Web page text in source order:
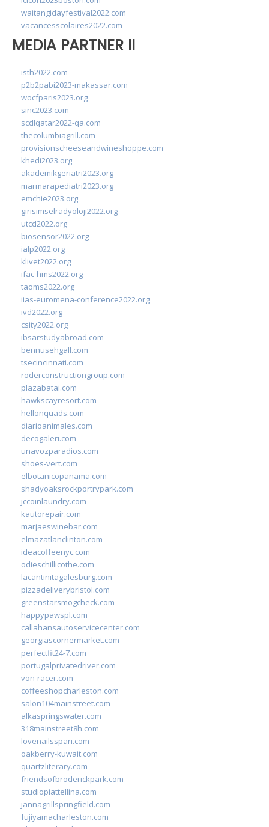
waitangidayfestival2022.com
vacancesscolaires2022.com
MEDIA PARTNER II
isth2022.com
p2b2pabi2023-makassar.com
wocfparis2023.org
sinc2023.com
scdlqatar2022-qa.com
thecolumbiagrill.com
provisionscheeseandwineshoppe.com
khedi2023.org
akademikgeriatri2023.org
marmarapediatri2023.org
emchie2023.org
girisimselradyoloji2022.org
utcd2022.org
biosensor2022.org
ialp2022.org
klivet2022.org
ifac-hms2022.org
taoms2022.org
iias-euromena-conference2022.org
ivd2022.org
csity2022.org
ibsarstudyabroad.com
bennusehgall.com
tsecincinnati.com
roderconstructiongroup.com
plazabatai.com
hawkscayresort.com
hellonquads.com
diarioanimales.com
decogaleri.com
unavozparadios.com
shoes-vert.com
elbotanicopanama.com
shadyoaksrockportrvpark.com
jccoinlaundry.com
kautorepair.com
marjaeswinebar.com
elmazatlanclinton.com
ideacoffeenyc.com
odieschillicothe.com
lacantinitagalesburg.com
pizzadeliverybristol.com
greenstarsmogcheck.com
happypawspl.com
callahansautoservicecenter.com
georgiascornermarket.com
perfectfit24-7.com
portugalprivatedriver.com
von-racer.com
coffeeshopcharleston.com
salon104mainstreet.com
alkaspringswater.com
318mainstreet8h.com
lovenailsspari.com
oakberry-kuwait.com
quartzliterary.com
friendsofbroderickpark.com
studiopiattellina.com
jannagrillspringfield.com
fujiyamacharleston.com